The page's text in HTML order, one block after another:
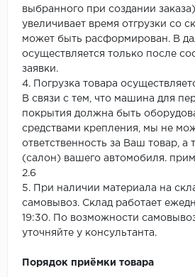
выбранного при создании
увеличивает время отгрузки со
может быть расформирован. В
осуществляется только после
заявки.
4. Погрузка товара
В связи с тем, что машина для
покрытия должна быть
средствами крепления, мы не
ответственность за Ваш товар, а
(салон) вашего автомобиля.
2.6
5. При наличии материала на
самовывоз. Склад работает
19:30. По возможности
уточняйте у консультанта.
Порядок приёмки товара